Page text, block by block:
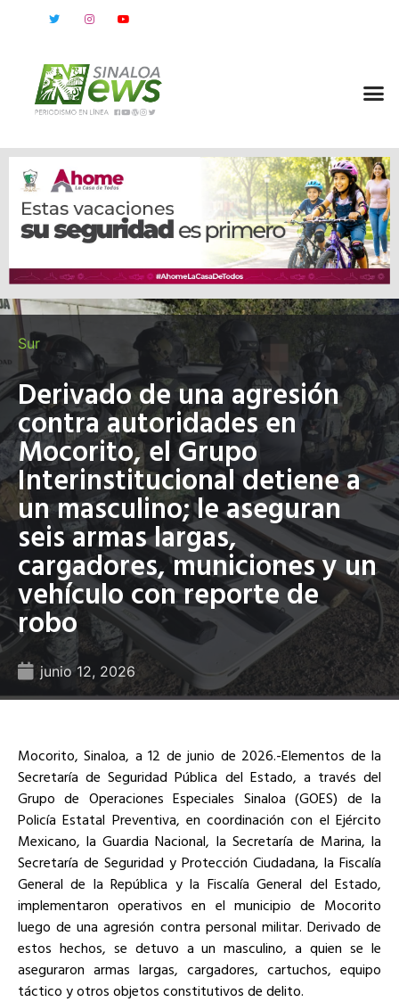
Sur
Derivado de una agresión
contra autoridades en
Mocorito, el Grupo
Interinstitucional detiene a
un masculino; le aseguran
seis armas largas,
cargadores, municiones y un
vehículo con reporte de
robo
junio 12, 2026
Mocorito, Sinaloa, a 12 de junio de 2026.-Elementos de la
Secretaría de Seguridad Pública del Estado, a través del
Grupo de Operaciones Especiales Sinaloa (GOES) de la
Policía Estatal Preventiva, en coordinación con el Ejército
Mexicano, la Guardia Nacional, la Secretaría de Marina, la
Secretaría de Seguridad y Protección Ciudadana, la Fiscalía
General de la República y la Fiscalía General del Estado,
implementaron operativos en el municipio de Mocorito
luego de una agresión contra personal militar. Derivado de
estos hechos, se detuvo a un masculino, a quien se le
aseguraron armas largas, cargadores, cartuchos, equipo
táctico y otros objetos constitutivos de delito.